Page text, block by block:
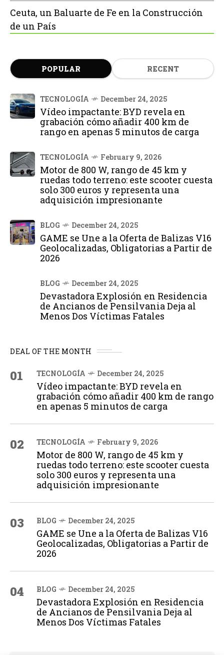
Ceuta, un Baluarte de Fe en la Construcción
de un País
POPULAR RECENT
TECNOLOGÍA December 24, 2025
Vídeo impactante: BYD revela en
grabación cómo añadir 400 km de
rango en apenas 5 minutos de carga
TECNOLOGÍA February 9, 2026
Motor de 800 W, rango de 45 km y
ruedas todo terreno: este scooter cuesta
solo 300 euros y representa una
adquisición impresionante
BLOG December 24, 2025
GAME se Une a la Oferta de Balizas V16
Geolocalizadas, Obligatorias a Partir de
2026
BLOG December 24, 2025
Devastadora Explosión en Residencia
de Ancianos de Pensilvania Deja al
Menos Dos Víctimas Fatales
DEAL OF THE MONTH
01 TECNOLOGÍA December 24, 2025
Vídeo impactante: BYD revela en
grabación cómo añadir 400 km de rango
en apenas 5 minutos de carga
02 TECNOLOGÍA February 9, 2026
Motor de 800 W, rango de 45 km y
ruedas todo terreno: este scooter cuesta
solo 300 euros y representa una
adquisición impresionante
03 BLOG December 24, 2025
GAME se Une a la Oferta de Balizas V16
Geolocalizadas, Obligatorias a Partir de
2026
04 BLOG December 24, 2025
Devastadora Explosión en Residencia
de Ancianos de Pensilvania Deja al
Menos Dos Víctimas Fatales